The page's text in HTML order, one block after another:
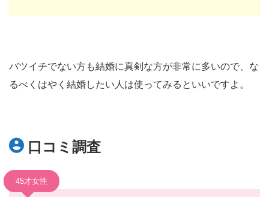
バツイチでない方も結婚に真剣な方が非常に多いので、な
るべくはやく結婚したい人は使ってみるといいですよ。
口コミ調査
45才女性